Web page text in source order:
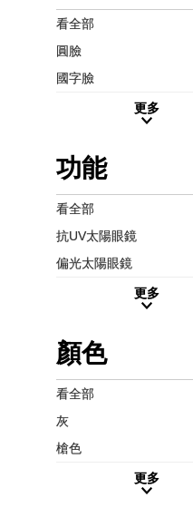
看全部
圓臉
國字臉
更多
功能
看全部
抗UV太陽眼鏡
偏光太陽眼鏡
更多
顏色
看全部
灰
槍色
更多